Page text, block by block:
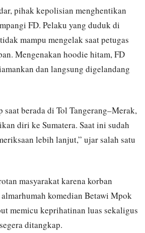
pihak kepolisian menghentikan
FD. Pelaku yang duduk di
mampu mengelak saat petugas
Mengenakan hoodie hitam, FD
dan langsung digelandang
saat berada di Tol Tangerang–Merak,
diri ke Sumatera. Saat ini sudah
lebih lanjut,” ujar salah satu
masyarakat karena korban
komedian Betawi Mpok
memicu keprihatinan luas sekaligus
ditangkap.